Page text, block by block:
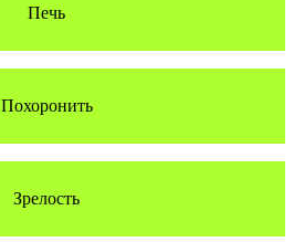
Печь
Похоронить
Зрелость